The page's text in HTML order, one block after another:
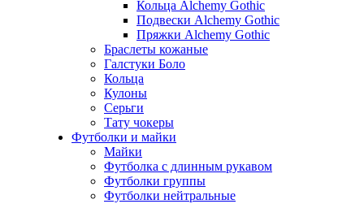
Кольца Alchemy Gothic
Подвески Alchemy Gothic
Пряжки Alchemy Gothic
Браслеты кожаные
Галстуки Боло
Кольца
Кулоны
Серьги
Тату чокеры
Футболки и майки
Майки
Футболка с длинным рукавом
Футболки группы
Футболки нейтральные